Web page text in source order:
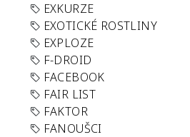
EXKURZE
EXOTICKÉ ROSTLINY
EXPLOZE
F-DROID
FACEBOOK
FAIR LIST
FAKTOR
FANOUŠCI